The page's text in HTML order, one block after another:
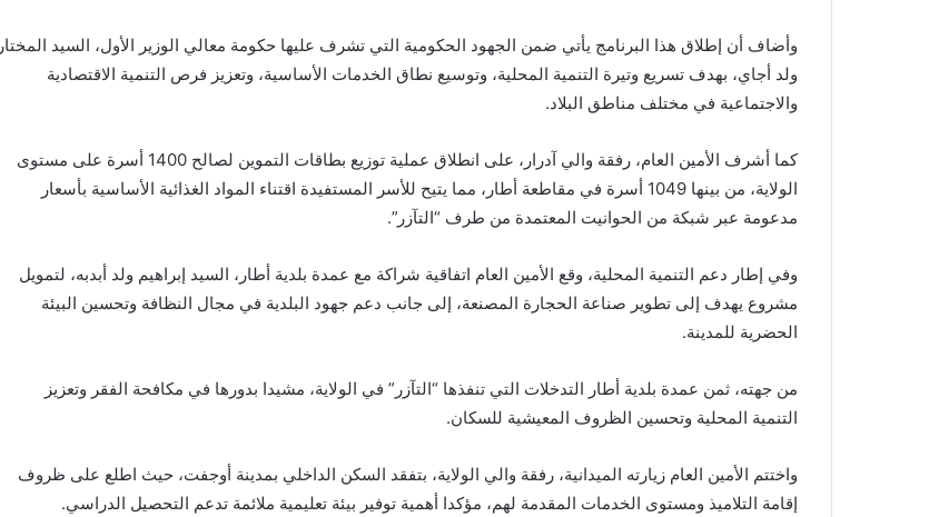
وأضاف أن إطلاق هذا البرنامج يأتي ضمن الجهود الحكومية التي تشرف عليها حكومة معالي الوزير الأول، السيد المختار
ولد أجاي، بهدف تسريع وتيرة التنمية المحلية، وتوسيع نطاق الخدمات الأساسية، وتعزيز فرص التنمية الاقتصادية
والاجتماعية في مختلف مناطق البلاد.
كما أشرف الأمين العام، رفقة والي آدرار، على انطلاق عملية توزيع بطاقات التموين لصالح 1400 أسرة على مستوى
الولاية، من بينها 1049 أسرة في مقاطعة أطار، مما يتيح للأسر المستفيدة اقتناء المواد الغذائية الأساسية بأسعار
مدعومة عبر شبكة من الحوانيت المعتمدة من طرف “التآزر”.
وفي إطار دعم التنمية المحلية، وقع الأمين العام اتفاقية شراكة مع عمدة بلدية أطار، السيد إبراهيم ولد أبدبه، لتمويل
مشروع يهدف إلى تطوير صناعة الحجارة المصنعة، إلى جانب دعم جهود البلدية في مجال النظافة وتحسين البيئة
الحضرية للمدينة.
من جهته، ثمن عمدة بلدية أطار التدخلات التي تنفذها “التآزر” في الولاية، مشيدا بدورها في مكافحة الفقر وتعزيز
التنمية المحلية وتحسين الظروف المعيشية للسكان.
واختتم الأمين العام زيارته الميدانية، رفقة والي الولاية، بتفقد السكن الداخلي بمدينة أوجفت، حيث اطلع على ظروف
إقامة التلاميذ ومستوى الخدمات المقدمة لهم، مؤكدا أهمية توفير بيئة تعليمية ملائمة تدعم التحصيل الدراسي.